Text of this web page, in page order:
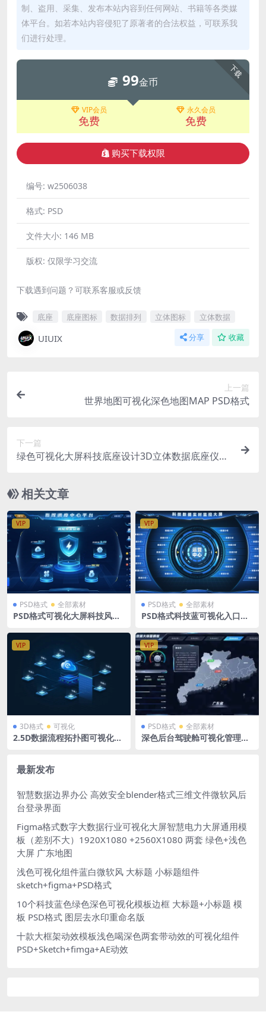
制、盗用、采集、发布本站内容到任何网站、书籍等各类媒
体平台。如若本站内容侵犯了原著者的合法权益，可联系我
们进行处理。
下载
99金币
VIP会员
免费
永久会员
免费
购买下载权限
编号: w2506038
格式: PSD
文件大小: 146 MB
版权: 仅限学习交流
下载遇到问题？可联系客服或反馈
底座 底座图标 数据排列 立体图标 立体数据
UIUIX 分享 收藏
上一篇
世界地图可视化深色地图MAP PSD格式
下一篇
绿色可视化大屏科技底座设计3D立体数据底座仪表
相关文章
VIP
PSD格式 全部素材
PSD格式可视化大屏科技风险
屏模板1920X1080
VIP
PSD格式 全部素材
PSD格式科技蓝可视化入口导
VIP
3D格式 可视化
2.5D数据流程拓扑图可视化大
VIP
PSD格式 全部素材
深色后台驾驶舱可视化管理平
最新发布
智慧数据边界办公 高效安全blender格式三维文件微软风后
台登录界面
Figma格式数字大数据行业可视化大屏智慧电力大屏通用模
板（差别不大）1920X1080 +2560X1080 两套 绿色+浅色
大屏 广东地图
浅色可视化组件蓝白微软风 大标题 小标题组件
sketch+figma+PSD格式
10个科技蓝色绿色深色可视化模板边框 大标题+小标题 模
板 PSD格式 图层去水印重命名版
十款大框架动效模板浅色喝深色两套带动效的可视化组件
PSD+Sketch+fimga+AE动效